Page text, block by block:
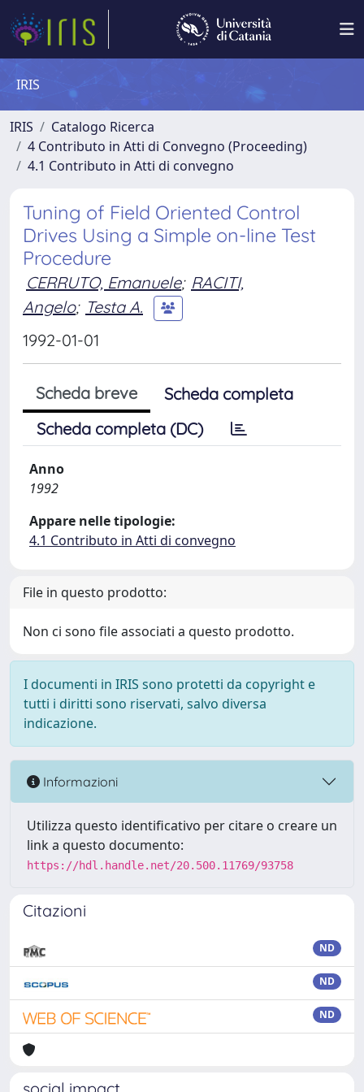
IRIS
IRIS
Catalogo Ricerca
4 Contributo in Atti di Convegno (Proceeding)
4.1 Contributo in Atti di convegno
Tuning of Field Oriented Control
Drives Using a Simple on-line Test
Procedure
CERRUTO, Emanuele; RACITI,
Angelo; Testa A.
1992-01-01
Scheda breve
Scheda completa
Scheda completa (DC)
Anno
1992
Appare nelle tipologie:
4.1 Contributo in Atti di convegno
File in questo prodotto:
Non ci sono file associati a questo prodotto.
I documenti in IRIS sono protetti da copyright e
tutti i diritti sono riservati, salvo diversa
indicazione.
Informazioni
Utilizza questo identificativo per citare o creare un
link a questo documento:
https://hdl.handle.net/20.500.11769/93758
Citazioni
ND
ND
ND